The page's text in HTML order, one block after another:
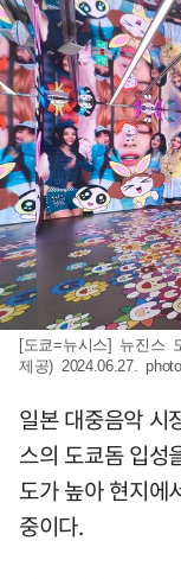
[도쿄=뉴시스] 뉴진스
제공) 2024.06.27.
일본 대중음악 시
스의 도쿄돔 입성
도가 높아 현지에
중이다.